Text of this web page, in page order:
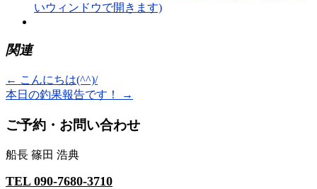
いウィンドウで開きます)
関連
← こんにちは(^^)/
本日の釣果報告です！
→
ご予約・お問い合わせ
船長 篠田 浩典
TEL 090-7680-3710